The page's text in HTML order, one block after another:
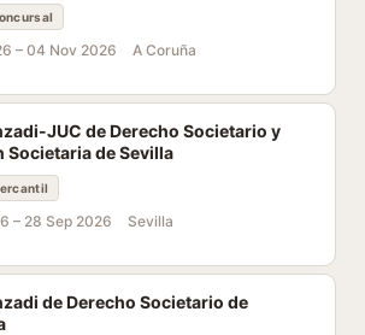
–04 Nov 2026 A Coruña
JUC de Derecho Societario y
Societaria de Sevilla
– 28 Sep 2026 Sevilla
de Derecho Societario de